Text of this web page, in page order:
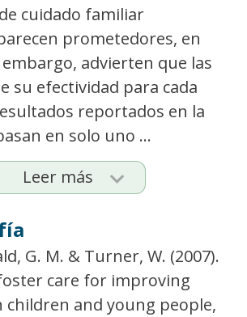
cuidado familiar
prometedores, en
advierten que las
su efectividad para cada
reportados en la
en solo uno ...
Leer más
G. M. & Turner, W. (2007).
care for improving
children and young people,